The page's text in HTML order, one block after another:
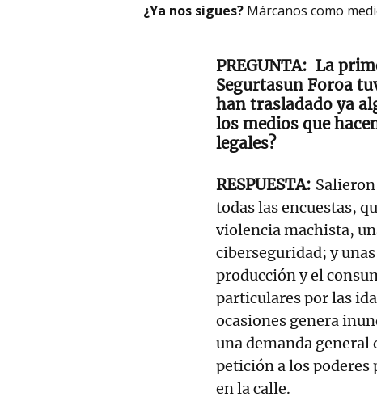
¿Ya nos sigues? Márcanos como
La
Segurtasun Foroa
han trasladado ya
los medios que
legales?
todas las encuestas,
violencia machista,
ciberseguridad; y
producción y el
particulares por las
ocasiones genera
una demanda general
petición a los poderes
en la calle.